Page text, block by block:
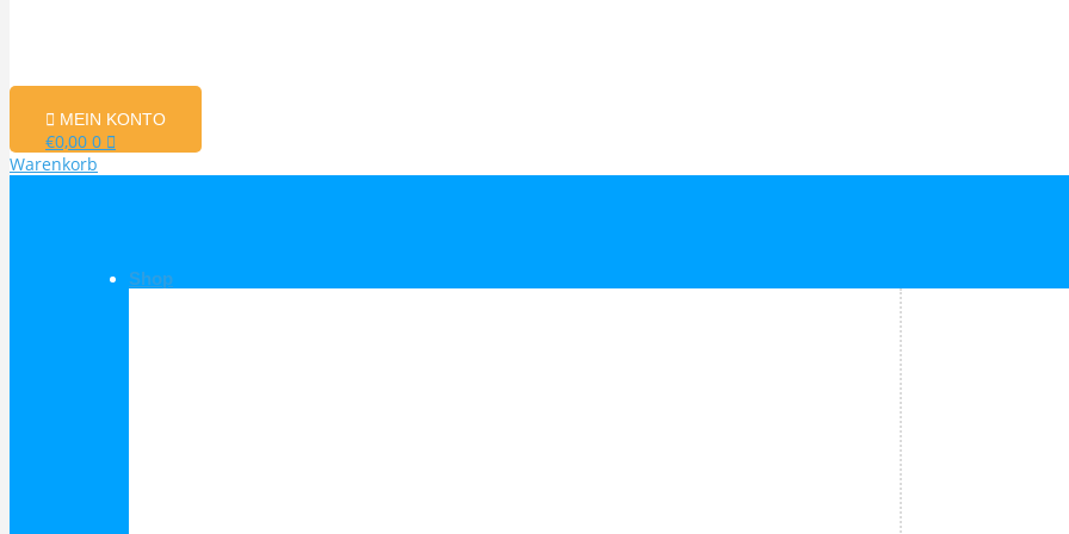
MEIN KONTO
€0,00 0
Warenkorb
Shop